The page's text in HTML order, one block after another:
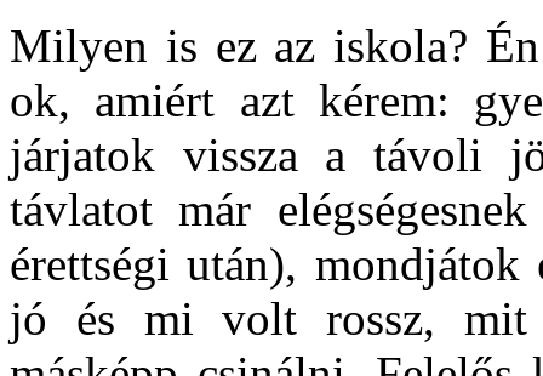
Milyen is ez az iskola?
ok, amiért azt kérem:
járjatok vissza a távoli
távlatot már
érettségi után),
jó és mi volt rossz, mit